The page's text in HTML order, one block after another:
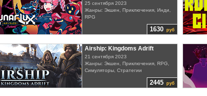
1630 руб
25 сентября 2023
Жанры: Экшен, Приключения, Инди,
RPG
2445 руб
Airship: Kingdoms Adrift
21 сентября 2023
Жанры: Экшен, Приключения, RPG,
Симуляторы, Стратегии